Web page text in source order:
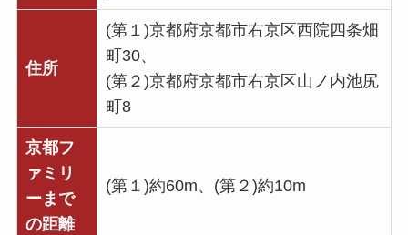
住所
(第１)京都府京都市右京区西院四条畑
町30、
(第２)京都府京都市右京区山ノ内池尻
町8
京都フ
ァミリ
ーまで
の距離
(第１)約60m、(第２)約10m